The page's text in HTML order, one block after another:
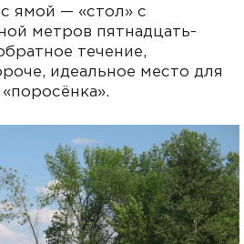
ямой — «стол» с
метров пятнадцать-
течение,
идеальное место для